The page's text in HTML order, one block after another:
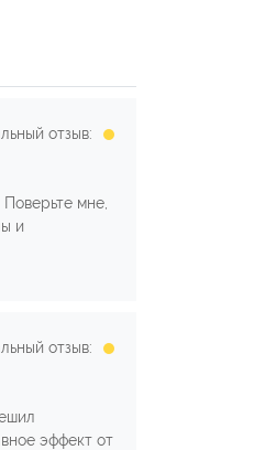
отзыв:
мне,
и
отзыв:
эффект от